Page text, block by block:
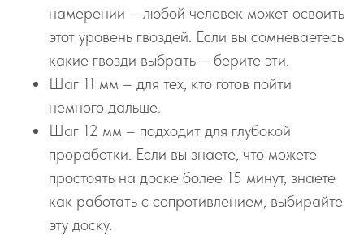
намерении – любой человек может освоить
этот уровень гвоздей. Если вы сомневаетесь
какие гвозди выбрать – берите эти.
Шаг 11 мм – для тех, кто готов пойти
немного дальше.
Шаг 12 мм – подходит для глубокой
проработки. Если вы знаете, что можете
простоять на доске более 15 минут, знаете
как работать с сопротивлением, выбирайте
эту доску.